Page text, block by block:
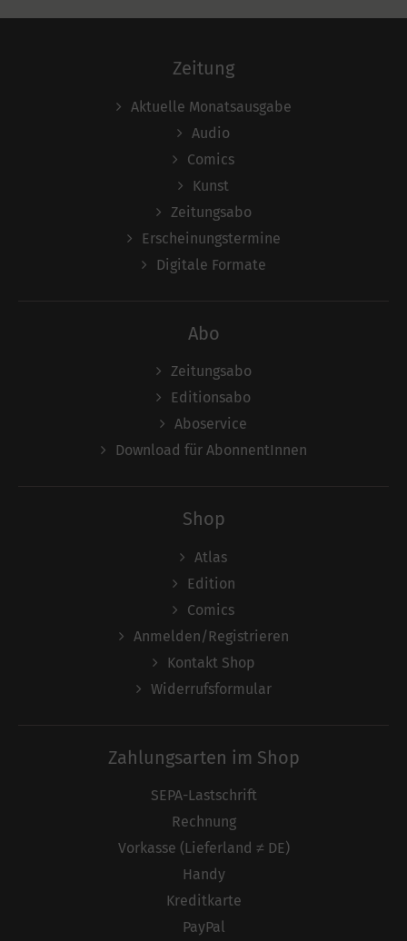
Zeitung
Aktuelle Monatsausgabe
Audio
Comics
Kunst
Zeitungsabo
Erscheinungstermine
Digitale Formate
Abo
Zeitungsabo
Editionsabo
Aboservice
Download für AbonnentInnen
Shop
Atlas
Edition
Comics
Anmelden/Registrieren
Kontakt Shop
Widerrufsformular
Zahlungsarten im Shop
SEPA-Lastschrift
Rechnung
Vorkasse (Lieferland ≠ DE)
Handy
Kreditkarte
PayPal